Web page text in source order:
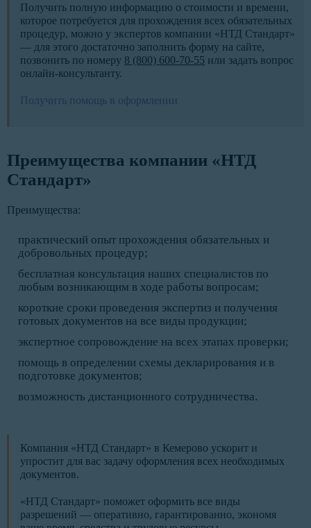
Получить полную информацию о стоимости и времени,
которое потребуется для прохождения всех обязательных
процедур, можно у экспертов компании «НТД Стандарт»
— для этого достаточно заполнить форму на сайте,
позвонить по номеру 8 (800) 600-70-55 или задать вопрос
онлайн-консультанту.
Получить помощь в оформлении
Преимущества компании «НТД
Стандарт»
Преимущества:
практический опыт прохождения обязательных и
добровольных процедур;
бесплатная консультация наших специалистов по
любым возникающим в ходе работы вопросам;
короткие сроки проведения экспертиз и получения
готовых документов на все виды продукции;
экспертное сопровождение на всех этапах проверки;
помощь в определении схемы декларирования и в
подготовке документов;
возможность дистанционного сотрудничества.
Компания «НТД Стандарт» в Кемерово ускорит и
упростит для вас задачу оформления всех необходимых
документов.
«НТД Стандарт» поможет оформить все виды
разрешений — оперативно, гарантированно, экономя